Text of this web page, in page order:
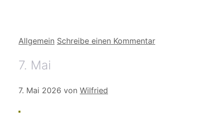
Kategorien
Allgemein Schreibe einen Kommentar
7. Mai
7. Mai 2026 von Wilfried